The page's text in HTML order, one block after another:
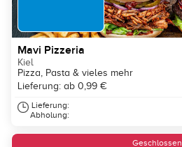
Mavi Pizzeria
Kiel
Pizza, Pasta & vieles mehr
Lieferung: ab 0,99 €
Lieferung:
Abholung:
Geschlossen